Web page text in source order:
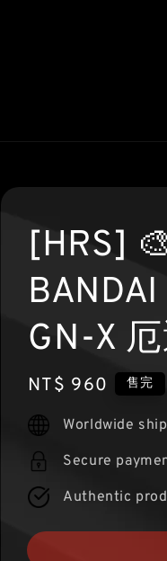
[HRS]
GN-X
Regular
price
NT$ 960 售完
Worldwide
Secure
Authentic